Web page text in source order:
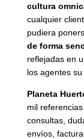
cultura
cualquier
pudiera
de forma
reflejadas en
los agentes su
Planeta
mil
consultas,
envíos,